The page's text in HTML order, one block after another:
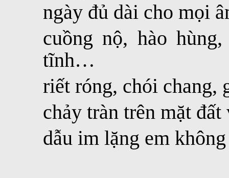
ngày đủ dài cho mọi
cuồng nộ, hào
tĩnh…
riết róng, chói chang,
chảy tràn trên mặt
dẫu im lặng em